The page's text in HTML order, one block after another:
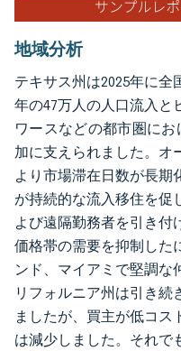
地域分析
テキサス州は2025年に全
年の47万人の人口流入と
ワースなどの都市圏に
加に支えられました。オ
より市場滞在日数が長期
が持続的な流入移住を促
よび遠隔勤務者を引き付
価格帯の需要を抑制した
ンド、マイアミで堅調な
リフォルニア州は引き続
ましたが、買主が低コス
は減少しました。それで